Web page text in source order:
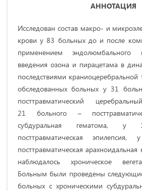
АННОТАЦИЯ
Исследован состав макро- и
крови у 83 больных до и после
применением эндолюмбального
введения озона и пирацетама в
последствиями
обследованных больных у 31
посттравматический
21 больного –
субдуральная гематома,
посттравматическая
посттравматическая
наблюдалось хроническое
Больным были проведены
больных с хроническими